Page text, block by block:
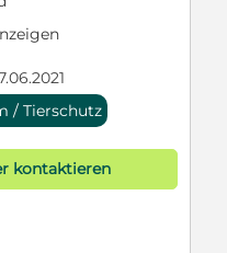
/ Tierschutz
kontaktieren